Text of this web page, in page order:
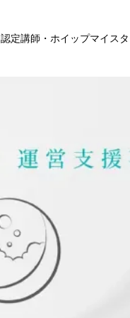
認定講師・ホイップマイス